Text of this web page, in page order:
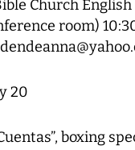
Church
room)
20
boxing